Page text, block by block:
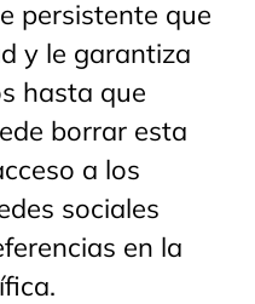
persistente que
y le garantiza
hasta que
borrar esta
a los
sociales
en la